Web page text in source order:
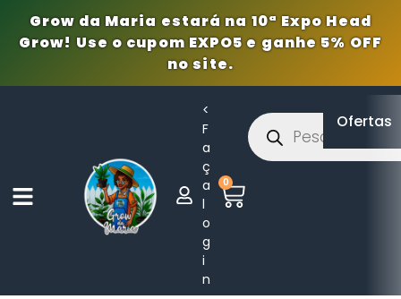
Grow da Maria estará na 10ª Expo Head
Grow! Use o cupom EXPO5 e ganhe 5% OFF
no site.
<
F
a
ç
a
l
o
g
i
n
0
Ofertas